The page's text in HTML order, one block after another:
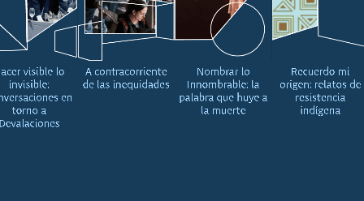
visible lo
invisible:
en
torno a
A contracorriente
de las inequidades
Nombrar lo
Innombrable: la
palabra que huye a
la muerte
Recuerdo mi
origen: relatos de
resistencia
indígena